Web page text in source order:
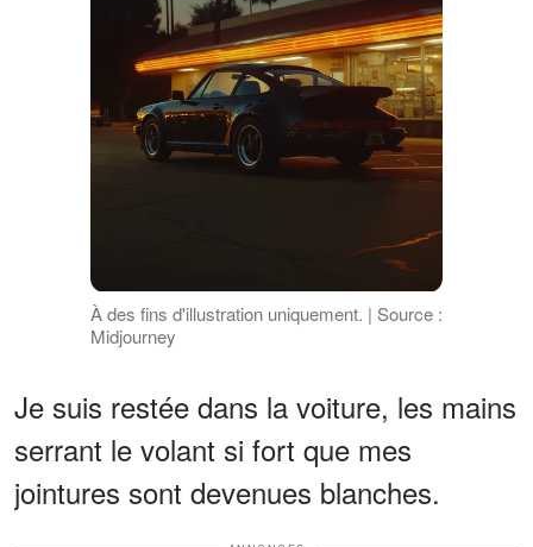
À des fins d'illustration uniquement. | Source :
Midjourney
Je suis restée dans la voiture, les mains
serrant le volant si fort que mes
jointures sont devenues blanches.